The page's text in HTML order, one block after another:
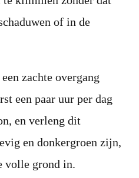
of in de
zachte overgang
een paar uur per dag
en verleng dit
en donkergroen zijn,
volle grond in.